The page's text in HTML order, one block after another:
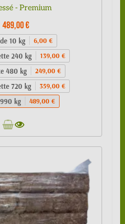
- Premium
489,00 €
10 kg 6,00 €
240 kg 139,00 €
480 kg 249,00 €
720 kg 359,00 €
kg 489,00 €